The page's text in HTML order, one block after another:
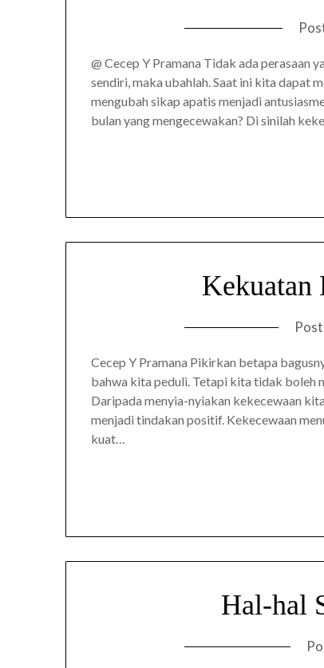
@ Cecep Y Pramana Tidak ada perasaan
sendiri, maka ubahlah. Saat ini kita dapat
mengubah sikap apatis menjadi
bulan yang mengecewakan? Di sinilah
Kekuatan
Cecep Y Pramana Pikirkan betapa
bahwa kita peduli. Tetapi kita tidak boleh
Daripada menyia-nyiakan kekecewaan
menjadi tindakan positif. Kekecewaan
kuat…
Hal-hal